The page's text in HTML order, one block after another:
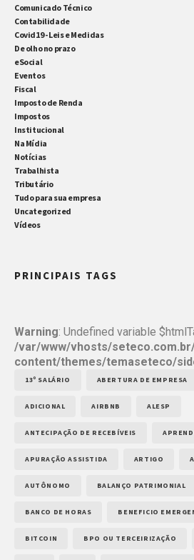
Comunicado Técnico
Contabilidade
Covid19 - Leis e Medidas
De olho no prazo
eSocial
Eventos
Fiscal
Imposto de Renda
Impostos
Institucional
Na Mídia
Notícias
Trabalhista
Tributário
Tudo para sua empresa
Uncategorized
Vídeos
PRINCIPAIS TAGS
Warning: Undefined variable
/var/www/vhosts/
content/themes/temaseteco/
13º SALÁRIO ABERTURA DE EMPRESA
ADICIONAL AIRBNB ALESP
ANTECIPAÇÃO DE RECEBÍVEIS
APURAÇÃO ASSISTIDA ARTIGO
AUTÔNOMO BALANÇO PATRIMONIAL
BANCO DE HORAS BENEFICIO
BITCOIN BPO OU TERCEIRIZAÇÃO